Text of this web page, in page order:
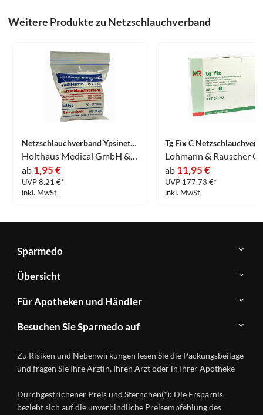
Weitere Produkte zu Netzschlauchverband
Netzschlauchverband Ypsinetz 4m Gedehnt Gr. 3 1 Stück
ab 1,95 €
UVP 8.21 €*
inkl. MwSt.
ab 11,95 €
UVP 177.73 €*
inkl. MwSt.
Sparmedo
Über
Sparmedo
FAQ
Kontakt
Datenschutz
Nutzungsbedingungen
Übersicht
Herstellerverzeichnis
Produkte
A-
Ratgeber
Wirkstoffe
Gesundheitsmagazin
Für Apotheken und Händler
&
Händlerlogin
Besuchen Sie Sparmedo auf
Instagram
Zu Risiken und Nebenwirkungen lesen Sie die Packungsbeilage
und fragen Sie Ihre Ärztin, Ihren Arzt oder in Ihrer Apotheke
Durchgestrichener Preis und Sternchen(*): Die Ersparnis
bezieht sich auf die unverbindliche Preisempfehlung des